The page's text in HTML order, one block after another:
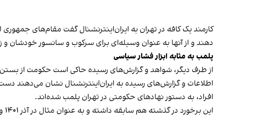
کارمند یک کافه در تهران به ایران‌اینترنشنال گفت مقام‌های
دهند و از آنها به عنوان وسیله‌ای برای سرکوب و سانسور خودشان و
پلمب به مثابه ابزار فشار سیاسی
از طرف دیگر، شواهد و گزارش‌های رسیده حاکی است حکومت از
اطلاعات و گزارش‌های رسیده به ایران‌اینترنشنال نشان می‌دهند
افراد، به دستور نهادهای حکومتی در تهران پلمب شده‌اند.